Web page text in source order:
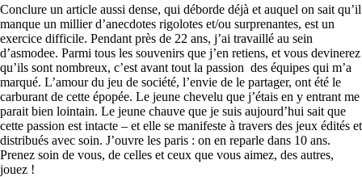
Conclure un article aussi dense, qui déborde déjà et auquel on sait qu’il
manque un millier d’anecdotes rigolotes et/ou surprenantes, est un
exercice difficile. Pendant près de 22 ans, j’ai travaillé au sein
d’asmodee. Parmi tous les souvenirs que j’en retiens, et vous devinerez
qu’ils sont nombreux, c’est avant tout la passion des équipes qui m’a
marqué. L’amour du jeu de société, l’envie de le partager, ont été le
carburant de cette épopée. Le jeune chevelu que j’étais en y entrant me
parait bien lointain. Le jeune chauve que je suis aujourd’hui sait que
cette passion est intacte – et elle se manifeste à travers des jeux édités et
distribués avec soin. J’ouvre les paris : on en reparle dans 10 ans.
Prenez soin de vous, de celles et ceux que vous aimez, des autres,
jouez !